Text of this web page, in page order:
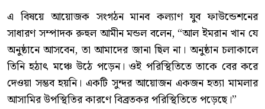
এ বিষয়ে আয়োজক সংগঠন মানব কল্যাণ যুব ফাউন্ডেশনের
সাধারণ সম্পাদক রুহুল আমীন মন্ডল বলেন, “আল ইমরান খান যে
অনুষ্ঠানে আসবেন, তা আমাদের জানা ছিল না। অনুষ্ঠান চলাকালে
তিনি হঠাৎ মঞ্চে উঠে পড়েন। ওই পরিস্থিতিতে তাকে বের করে
দেওয়া সম্ভব হয়নি। একটি সুন্দর আয়োজন একজন হত্যা মামলার
আসামির উপস্থিতির কারণে বিব্রতকর পরিস্থিতিতে পড়েছে।”